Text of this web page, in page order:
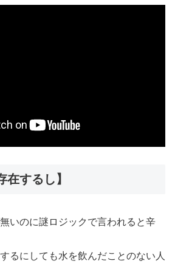
在するし】
いのに謎ロジックで言われると辛
るにしても水を飲んだことのない人